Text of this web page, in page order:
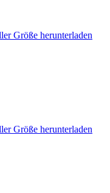
Größe herunterladen
Größe herunterladen